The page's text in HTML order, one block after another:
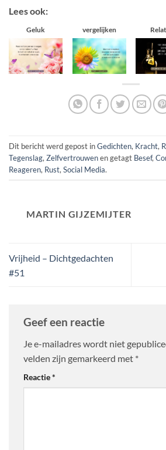
Lees ook:
Geluk vergelijken
Dit bericht werd gepost inGedichten, Kracht,
Tegenslag, Zelfvertrouwenen getagt Besef,
Reageren, Rust, Social Media.
MARTIN GIJZEMIJTER
Vrijheid – Dichtgedachten
#51
Geef een reactie
Je e-mailadres wordt niet
velden zijn gemarkeerd met *
Reactie*